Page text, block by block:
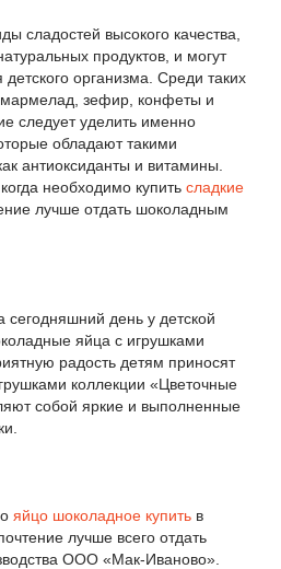
сладостей высокого качества,
продуктов, и могут
организма. Среди таких
мармелад, зефир, конфеты и
следует уделить именно
обладают такими
антиоксиданты и витамины.
необходимо купить сладкие
лучше отдать шоколадным
день у детской
яйца с игрушками
радость детям приносят
коллекции «Цветочные
собой яркие и выполненные
яйцо шоколадное купить в
лучше всего отдать
ООО «Мак-Иваново».